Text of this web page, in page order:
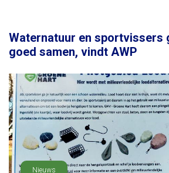
Waternatuur en sportvissers
goed samen, vindt AWP
Nieuws